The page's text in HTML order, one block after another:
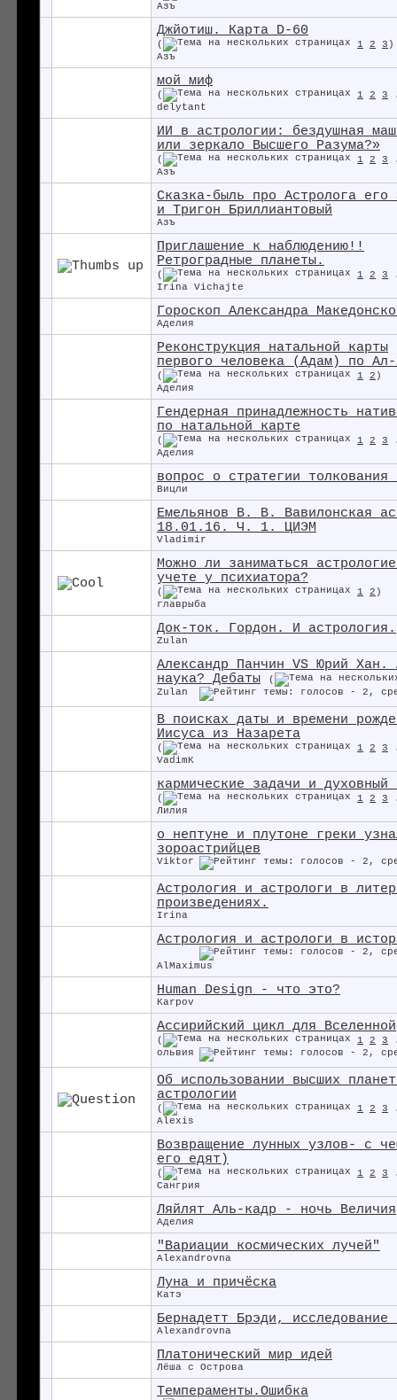
Азъ
Джйотиш. Карта D-60
( 1 2 3 )
Азъ
мой миф
( 1 2 3
delytant
ИИ в астрологии: бездушная
или зеркало Высшего Разума?»
( 1 2 3
Азъ
Сказка-быль про Астролога его
и Тригон Бриллиантовый
Азъ
Приглашение к наблюдению!!
Ретроградные планеты.
( 1 2 3
Irina Vichajte
Гороскоп Александра
Аделия
Реконструкция натальной карты
первого человека (Адам) по Ал-
( 1 2 )
Аделия
Гендерная принадлежность
по натальной карте
( 1 2 3
Аделия
вопрос о стратегии толкования
Вицли
Емельянов В. В. Вавилонская
18.01.16. Ч. 1. ЦИЭМ
Vladimir
Можно ли заниматься
учете у психиатора?
( 1 2 )
главрыба
Док-ток. Гордон. И астрология.
Zulan
Александр Панчин VS Юрий Хан.
наука? Дебаты
(
Zulan
В поисках даты и времени
Иисуса из Назарета
( 1 2 3
VadimK
кармические задачи и духовный
( 1 2 3
Лилия
о нептуне и плутоне греки
зороастрийцев
Viktor
Астрология и астрологи в
произведениях.
Irina
Астрология и астрологи в
AlMaximus
Human Design - что это?
Karpov
Ассирийский цикл для Вселенной
( 1 2 3
ольвия
Об использовании высших
астрологии
( 1 2 3
Alexis
Возвращение лунных узлов- с
его едят)
( 1 2 3
Сангрия
Ляйлят Аль-кадр - ночь Величия
Аделия
"Вариации космических лучей"
Alexandrovna
Луна и причёска
Катэ
Бернадетт Брэди, исследование
Alexandrovna
Платонический мир идей
Лёша с Острова
Темпераменты.Ошибка